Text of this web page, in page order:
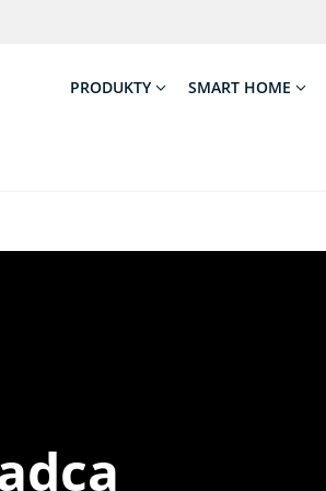
PRODUKTY SMART HOME